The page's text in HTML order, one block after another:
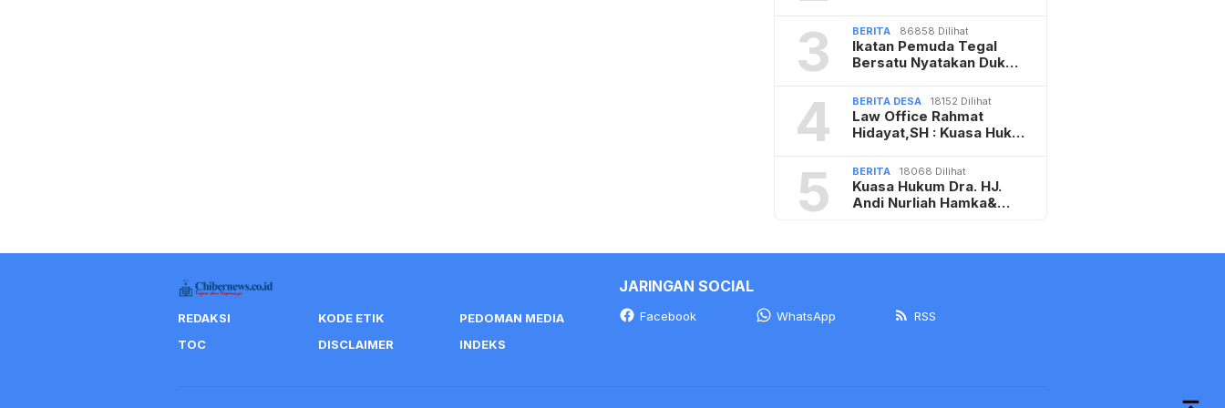
3 BERITA 86858 Dilihat
Ikatan Pemuda Tegal
Bersatu Nyatakan Duk…
4 BERITA DESA 18152 Dilihat
Law Office Rahmat
Hidayat,SH : Kuasa Huk…
5 BERITA 18068 Dilihat
Kuasa Hukum Dra. HJ.
Andi Nurliah Hamka&…
REDAKSI KODE ETIK
PEDOMAN MEDIA
TOC
DISCLAIMER INDEKS
JARINGAN SOCIAL
Facebook WhatsApp RSS